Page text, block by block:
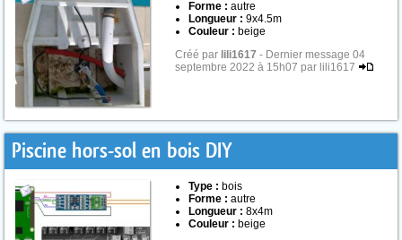
Forme : autre
Longueur : 9x4.5m
Couleur : beige
Créé par lili1617 - Dernier message 04
septembre 2022 à 15h07 par lili1617
Piscine hors-sol en bois DIY
Type : bois
Forme : autre
Longueur : 8x4m
Couleur : beige